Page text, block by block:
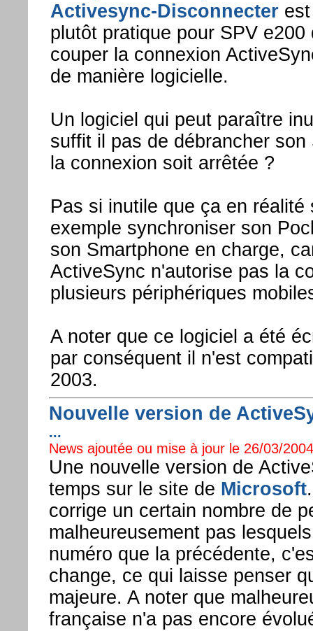
Activesync-Disconnecter
plutôt pratique pour SPV
couper la connexion
de manière logicielle.
Un logiciel qui peut paraître
suffit il pas de débrancher
la connexion soit arrêtée ?
Pas si inutile que ça en réalité
exemple synchroniser son
son Smartphone en charge,
ActiveSync n'autorise pas la
plusieurs périphériques
A noter que ce logiciel a été
par conséquent il n'est
2003.
Nouvelle version de
...
News ajoutée ou mise à jour le 26/03/
Une nouvelle version de
temps sur le site de Microsoft
corrige un certain nombre de
malheureusement pas
numéro que la précédente,
change, ce qui laisse penser
majeure. A noter que
française n'a pas encore